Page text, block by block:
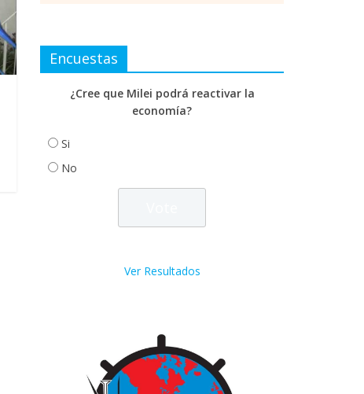
Encuestas
¿Cree que Milei podrá reactivar la
economía?
Si
No
Ver Resultados